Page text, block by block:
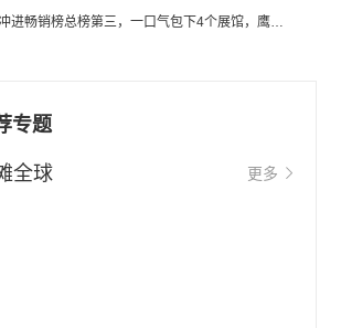
冲进畅销榜总榜第三，一口气包下4个展馆，鹰角把嘉年华做爆了
专题
全球 更多